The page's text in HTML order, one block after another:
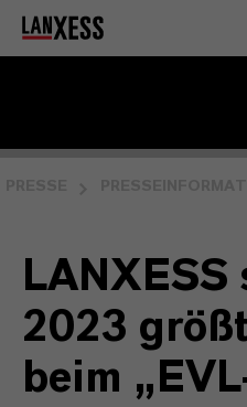
2023
beim